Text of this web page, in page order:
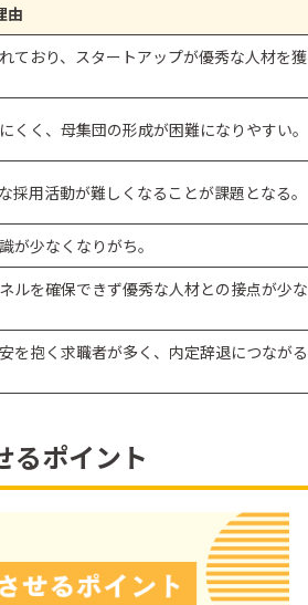
由
ており、スタートアップが優秀な人材を獲
く、母集団の形成が困難になりやすい。
用活動が難しくなることが課題となる。
が少なくなりがち。
ルを確保できず優秀な人材との接点が少な
を抱く求職者が多く、内定辞退につながる
るポイント